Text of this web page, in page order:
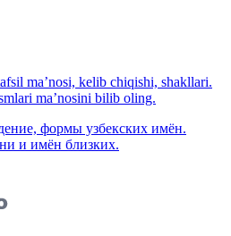
ma’nosi, kelib chiqishi, shakllari.
ma’nosini bilib oling.
формы узбекских имён.
и имён близких.